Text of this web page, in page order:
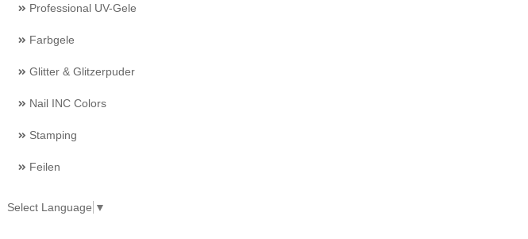
Professional UV-Gele
Farbgele
Glitter & Glitzerpuder
Nail INC Colors
Stamping
Feilen
Select Language ▼